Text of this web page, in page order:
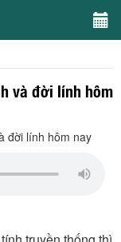
và đời lính hôm